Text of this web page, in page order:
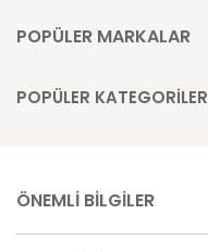
POPÜLER MARKALAR
POPÜLER KATEGORİLER
ÖNEMLİ BİLGİLER